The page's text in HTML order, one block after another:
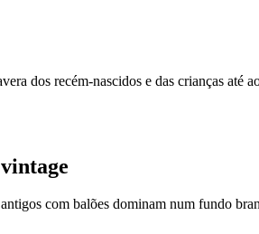
dos recém-nascidos e das crianças
com balões dominam num fundo